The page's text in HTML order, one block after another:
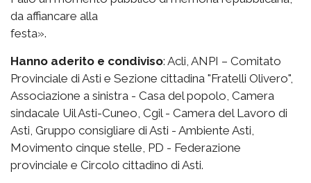
da affiancare alla
festa».
Hanno aderito e condiviso: Acli, ANPI – Comitato
Provinciale di Asti e Sezione cittadina "Fratelli Olivero",
Associazione a sinistra - Casa del popolo, Camera
sindacale Uil Asti-Cuneo, Cgil - Camera del Lavoro di
Asti, Gruppo consigliare di Asti - Ambiente Asti,
Movimento cinque stelle, PD - Federazione
provinciale e Circolo cittadino di Asti.